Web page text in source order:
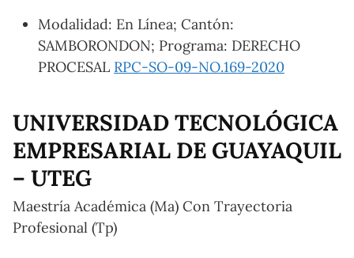
Modalidad: En Línea; Cantón:
SAMBORONDON; Programa: DERECHO
PROCESAL RPC-SO-09-NO.169-2020
UNIVERSIDAD TECNOLÓGICA
EMPRESARIAL DE GUAYAQUIL
– UTEG
Maestría Académica (Ma) Con Trayectoria
Profesional (Tp)